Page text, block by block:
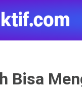
Bisa